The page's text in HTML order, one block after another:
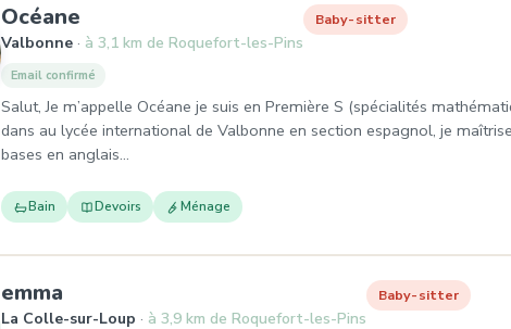
Océane , Baby-sitter à Valbonne
Valbonne à 3,1 km de Roquefort-les-Pins
Baby-sitter
Email confirmé
Salut, Je m’appelle Océane je suis en Première S (spécialités
dans au lycée international de Valbonne en section espagnol, je
bases en anglais…
Bain Devoirs Ménage
emma , Baby-sitter à La Colle-sur-Loup
La Colle-sur-Loup à 3,9 km de Roquefort-les-Pins
Baby-sitter